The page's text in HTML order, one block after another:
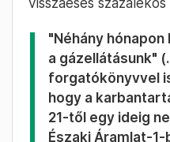
"Néhány
a gázellátásunk"
forgatókönyvvel
hogy a
21-től egy ideig
Északi Áramlat-